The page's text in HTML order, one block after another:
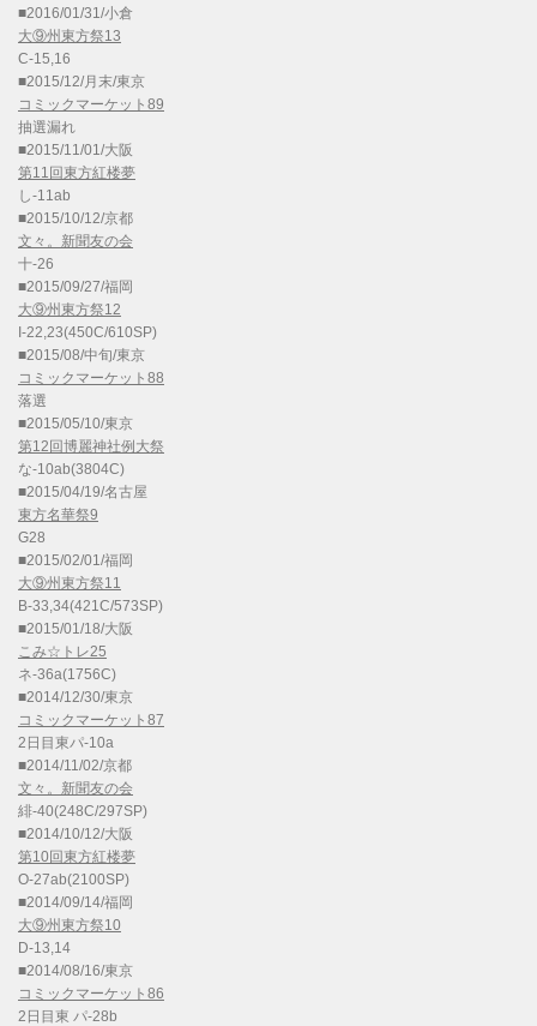
■2016/01/31/小倉
大⑨州東方祭13
C-15,16
■2015/12/月末/東京
コミックマーケット89
抽選漏れ
■2015/11/01/大阪
第11回東方紅楼夢
し-11ab
■2015/10/12/京都
文々。新聞友の会
十-26
■2015/09/27/福岡
大⑨州東方祭12
I-22,23(450C/610SP)
■2015/08/中旬/東京
コミックマーケット88
落選
■2015/05/10/東京
第12回博麗神社例大祭
な-10ab(3804C)
■2015/04/19/名古屋
東方名華祭9
G28
■2015/02/01/福岡
大⑨州東方祭11
B-33,34(421C/573SP)
■2015/01/18/大阪
こみ☆トレ25
ネ-36a(1756C)
■2014/12/30/東京
コミックマーケット87
2日目東パ-10a
■2014/11/02/京都
文々。新聞友の会
緋-40(248C/297SP)
■2014/10/12/大阪
第10回東方紅楼夢
O-27ab(2100SP)
■2014/09/14/福岡
大⑨州東方祭10
D-13,14
■2014/08/16/東京
コミックマーケット86
2日目東 パ-28b